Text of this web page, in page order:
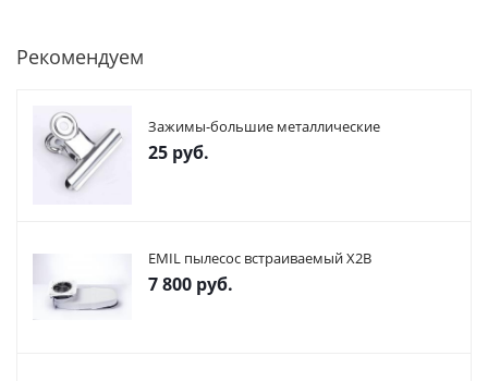
Рекомендуем
Зажимы-большие металлические
25 руб.
EMIL пылесос встраиваемый X2В
7 800 руб.